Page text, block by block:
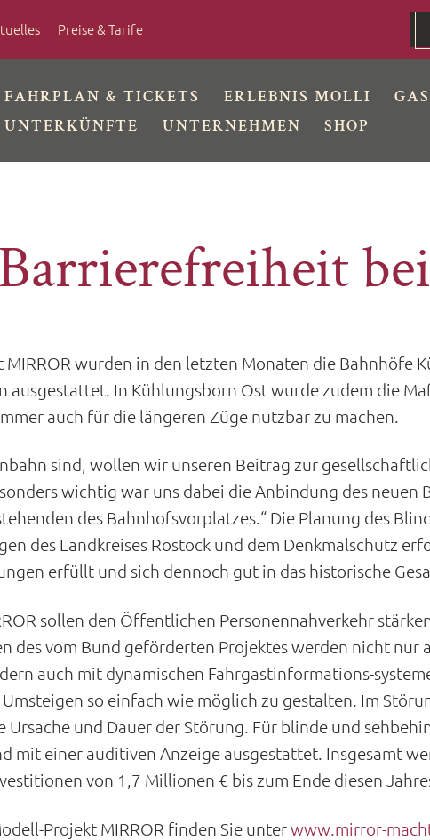
Preise & Tarife
FAHRPLAN & TICKETS ERLEBNIS MOLLI
UNTERKÜNFTE
UNTERNEHMEN SHOP
MIRROR wurden in den letzten Monaten die Bahnhöfe
In Kühlungsborn Ost wurde zudem die
auch für die längeren Züge nutzbar zu machen.
sind, wollen wir unseren Beitrag zur
wichtig war uns dabei die Anbindung des
des Bahnhofsvorplatzes.“ Die Planung des
des Landkreises Rostock und dem Denkmalschutz
erfüllt und sich dennoch gut in das historische
sollen den Öffentlichen Personennahverkehr
des vom Bund geförderten Projektes werden nicht
auch mit dynamischen Fahrgastinformations-
Umsteigen so einfach wie möglich zu gestalten. Im
und Dauer der Störung. Für blinde und
mit einer auditiven Anzeige ausgestattet. Insgesamt
von 1,7 Millionen € bis zum Ende diesen
Projekt MIRROR finden Sie unterwww.mirror-